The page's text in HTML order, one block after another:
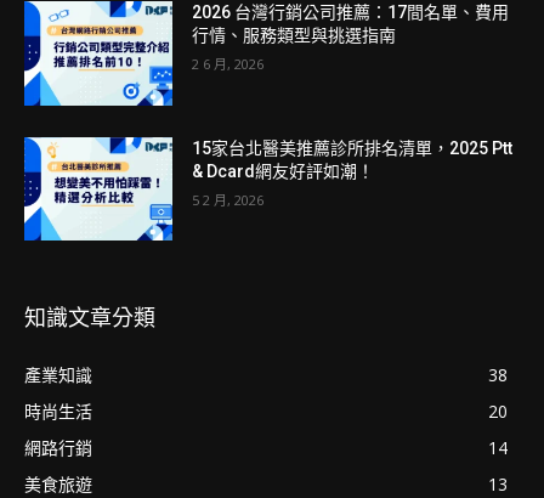
2026 台灣行銷公司推薦：17間名單、費用
行情、服務類型與挑選指南
2 6 月, 2026
15家台北醫美推薦診所排名清單，2025 Ptt
& Dcard網友好評如潮！
5 2 月, 2026
知識文章分類
產業知識
38
時尚生活
20
網路行銷
14
美食旅遊
13